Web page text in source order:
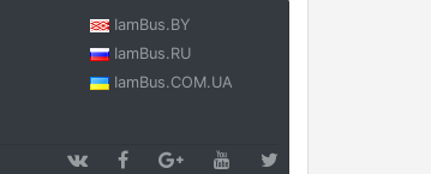
IamBus.BY
IamBus.RU
IamBus.COM.UA